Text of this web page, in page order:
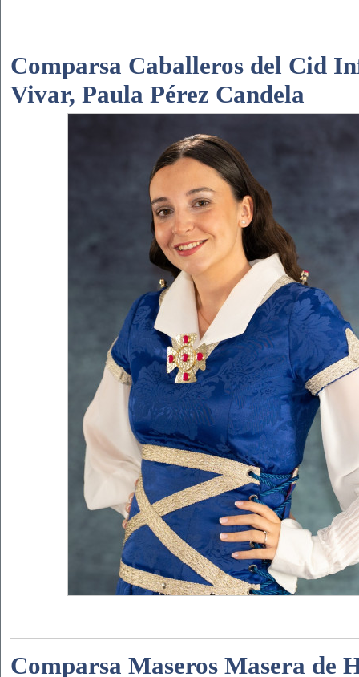
Comparsa Caballeros del Cid
Vivar, Paula Pérez Candela
Comparsa Maseros Masera de